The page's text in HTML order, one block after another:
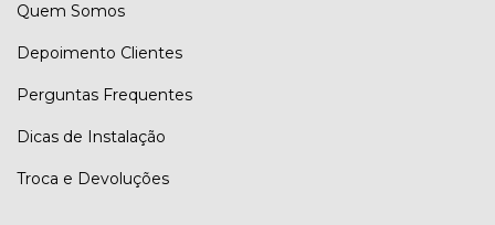
Quem Somos
Depoimento Clientes
Perguntas Frequentes
Dicas de Instalação
Troca e Devoluções